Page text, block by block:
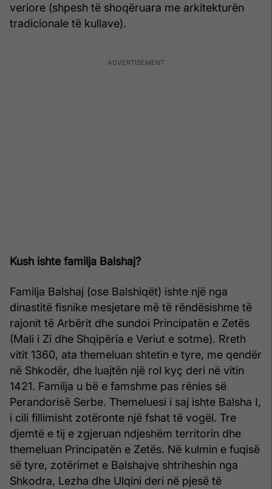
veriore (shpesh të shoqëruara me arkitekturën
tradicionale të kullave).
Kush ishte familja Balshaj?
Familja Balshaj (ose Balshiqët) ishte një nga
dinastitë fisnike mesjetare më të rëndësishme të
rajonit të Arbërit dhe sundoi Principatën e Zetës
(Mali i Zi dhe Shqipëria e Veriut e sotme). Rreth
vitit 1360, ata themeluan shtetin e tyre, me qendër
në Shkodër, dhe luajtën një rol kyç deri në vitin
1421. Familja u bë e famshme pas rënies së
Perandorisë Serbe. Themeluesi i saj ishte Balsha I,
i cili fillimisht zotëronte një fshat të vogël. Tre
djemtë e tij e zgjeruan ndjeshëm territorin dhe
themeluan Principatën e Zetës. Në kulmin e fuqisë
së tyre, zotërimet e Balshajve shtriheshin nga
Shkodra, Lezha dhe Ulqini deri në pjesë të